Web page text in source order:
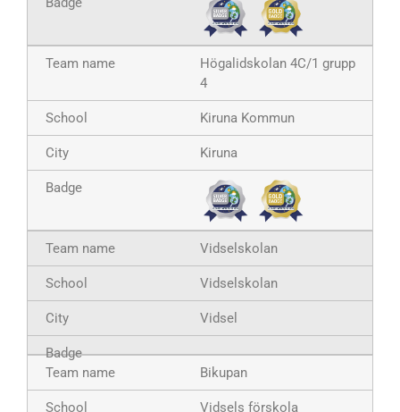
Högalidskolan 4C/1 grupp
4
Kiruna Kommun
Kiruna
Vidselskolan
Vidselskolan
Vidsel
Bikupan
Vidsels förskola